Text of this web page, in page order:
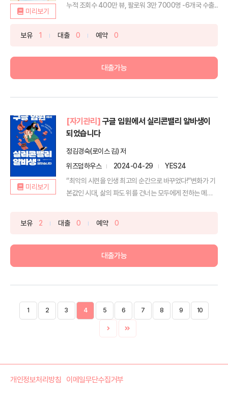
미리보기
누적 조회수 400만 뷰, 팔로워 3만 7000명 -6개국 수출...
보유 1 대출 0 예약 0
대출가능
미리보기
[자기관리] 구글 임원에서 실리콘밸리 알바생이
되었습니다
정김경숙(로이스 김) 저
위즈덤하우스
2024-04-29
YES24
“최악의 시련을 인생 최고의 순간으로 바꾸었다!”변화가 기
본값인 시대, 삶의 파도 위를 건너는 모두에게 전하는 메시
보유 2 대출 0 예약 0
대출가능
1 2 3 4 5 6 7 8 9 10
개인정보처리방침 이메일무단수집거부